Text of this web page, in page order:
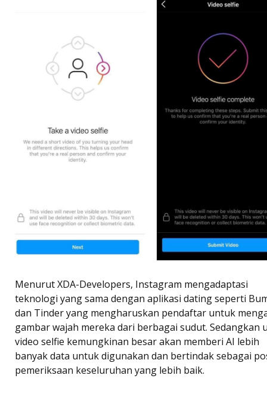
Menurut XDA-Developers, Instagram mengadaptasi
teknologi yang sama dengan aplikasi dating seperti
dan Tinder yang mengharuskan pendaftar untuk
gambar wajah mereka dari berbagai sudut. Sedangkan
video selfie kemungkinan besar akan memberi AI lebih
banyak data untuk digunakan dan bertindak sebagai
pemeriksaan keseluruhan yang lebih baik.